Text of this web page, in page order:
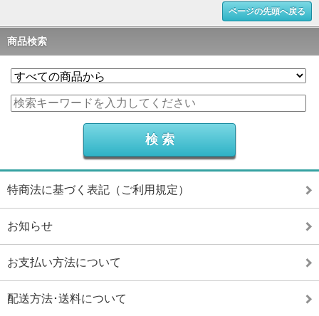
ページの先頭へ戻る
商品検索
特商法に基づく表記（ご利用規定）
お知らせ
お支払い方法について
配送方法･送料について